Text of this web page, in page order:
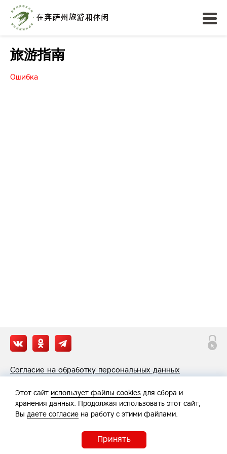
旅游指南
Ошибка
Согласие на обработку персональных данных
Этот сайт использует файлы cookies для сбора и
хранения данных. Продолжая использовать этот сайт,
Вы даете согласие на работу с этими файлами.
Принять